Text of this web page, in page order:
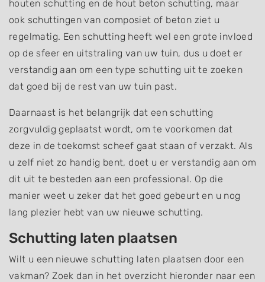
houten schutting en de hout beton schutting, maar
ook schuttingen van composiet of beton ziet u
regelmatig. Een schutting heeft wel een grote invloed
op de sfeer en uitstraling van uw tuin, dus u doet er
verstandig aan om een type schutting uit te zoeken
dat goed bij de rest van uw tuin past.
Daarnaast is het belangrijk dat een schutting
zorgvuldig geplaatst wordt, om te voorkomen dat
deze in de toekomst scheef gaat staan of verzakt. Als
u zelf niet zo handig bent, doet u er verstandig aan om
dit uit te besteden aan een professional. Op die
manier weet u zeker dat het goed gebeurt en u nog
lang plezier hebt van uw nieuwe schutting.
Schutting laten plaatsen
Wilt u een nieuwe schutting laten plaatsen door een
vakman? Zoek dan in het overzicht hieronder naar een